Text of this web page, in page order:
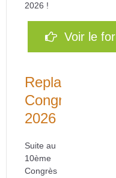
2026 !
Voir le
Replays
Congrès
2026
Suite au
10ème
Congrès